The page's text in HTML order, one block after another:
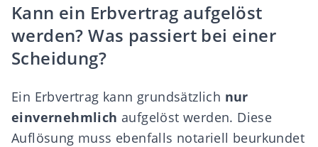
Kann ein Erbvertrag aufgelöst
werden? Was passiert bei einer
Scheidung?
Ein Erbvertrag kann grundsätzlich nur
einvernehmlich aufgelöst werden. Diese
Auflösung muss ebenfalls notariell beurkundet